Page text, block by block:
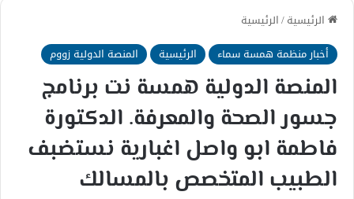
الرئيسية/الرئيسية
أخبار منظمة همسة سماء
الرئيسية المنصة الدولية زووم
المنصة الدولية همسة نت برنامج
جسور الصحة والمعرفة. الدكتورة
فاطمة ابو واصل اغبارية نستضبف
الطبيب المتخصص بالمسالك